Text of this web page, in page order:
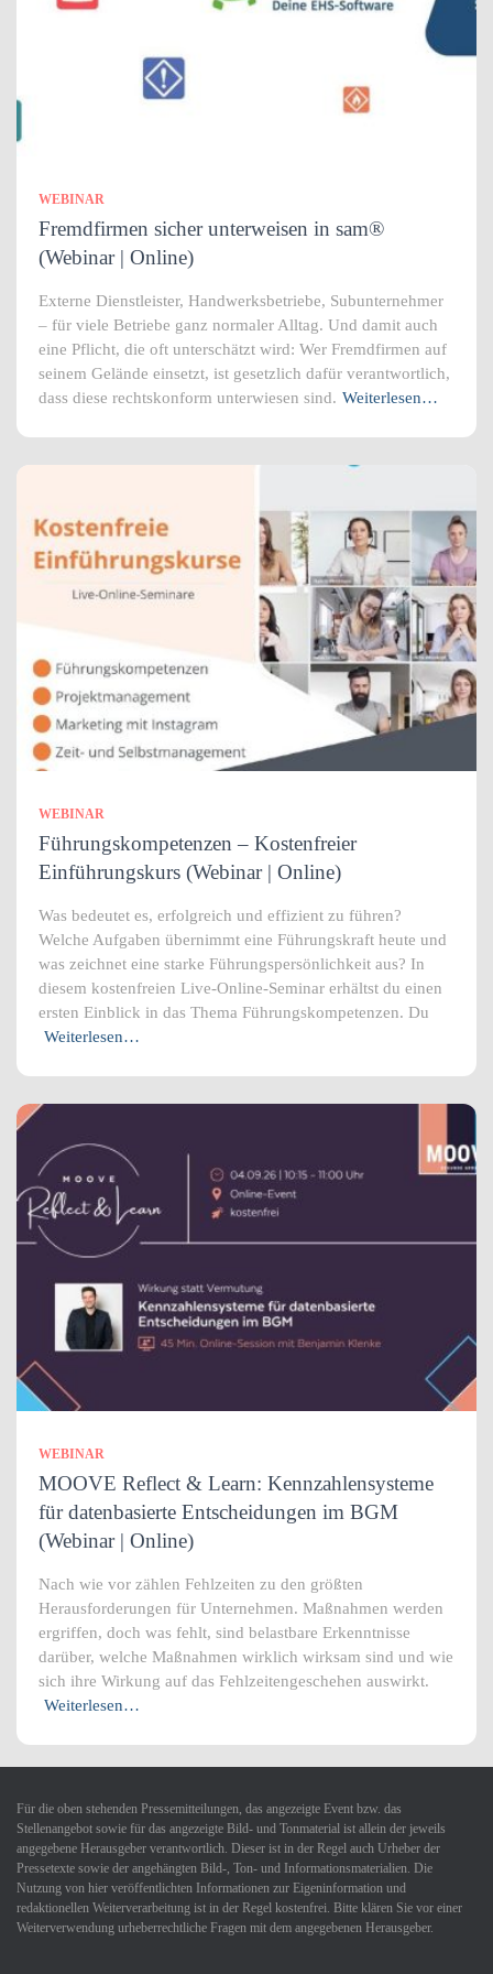
WEBINAR
Fremdfirmen sicher unterweisen in sam®
(Webinar | Online)
Externe Dienstleister, Handwerksbetriebe, Subunternehmer
– für viele Betriebe ganz normaler Alltag. Und damit auch
eine Pflicht, die oft unterschätzt wird: Wer Fremdfirmen auf
seinem Gelände einsetzt, ist gesetzlich dafür verantwortlich,
dass diese rechtskonform unterwiesen sind. Weiterlesen…
WEBINAR
Führungskompetenzen – Kostenfreier
Einführungskurs (Webinar | Online)
Was bedeutet es, erfolgreich und effizient zu führen?
Welche Aufgaben übernimmt eine Führungskraft heute und
was zeichnet eine starke Führungspersönlichkeit aus? In
diesem kostenfreien Live-Online-Seminar erhältst du einen
ersten Einblick in das Thema Führungskompetenzen. Du
Weiterlesen…
WEBINAR
MOOVE Reflect & Learn: Kennzahlensysteme
für datenbasierte Entscheidungen im BGM
(Webinar | Online)
Nach wie vor zählen Fehlzeiten zu den größten
Herausforderungen für Unternehmen. Maßnahmen werden
ergriffen, doch was fehlt, sind belastbare Erkenntnisse
darüber, welche Maßnahmen wirklich wirksam sind und wie
sich ihre Wirkung auf das Fehlzeitengeschehen auswirkt.
Weiterlesen…
Für die oben stehenden Pressemitteilungen, das angezeigte Event bzw. das
Stellenangebot sowie für das angezeigte Bild- und Tonmaterial ist allein der jeweils
angegebene Herausgeber verantwortlich. Dieser ist in der Regel auch Urheber der
Pressetexte sowie der angehängten Bild-, Ton- und Informationsmaterialien. Die
Nutzung von hier veröffentlichten Informationen zur Eigeninformation und
redaktionellen Weiterverarbeitung ist in der Regel kostenfrei. Bitte klären Sie vor einer
Weiterverwendung urheberrechtliche Fragen mit dem angegebenen Herausgeber.